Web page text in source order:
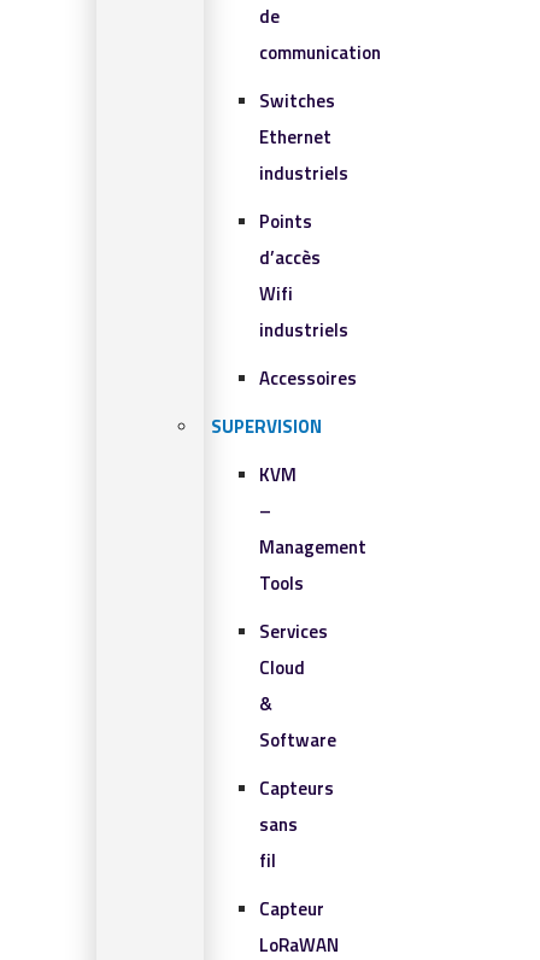
de
communication
Switches
Ethernet
industriels
Points
d’accès
Wifi
industriels
Accessoires
SUPERVISION
KVM
–
Management
Tools
Services
Cloud
&
Software
Capteurs
sans
fil
Capteur
LoRaWAN